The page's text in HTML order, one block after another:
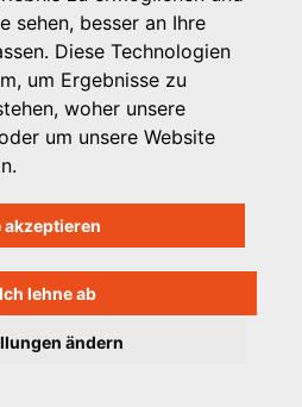
sehen, besser an Ihre
Diese Technologien
um Ergebnisse zu
woher unsere
um unsere Website
akzeptieren
Ich lehne ab
ändern